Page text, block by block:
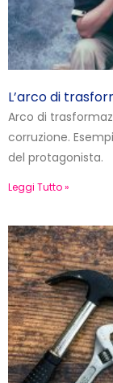
L’arco di
Arco di
corruzione.
del protagonista.
Leggi Tutto »